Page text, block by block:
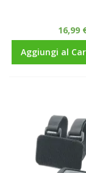
16,99
Aggiungi al